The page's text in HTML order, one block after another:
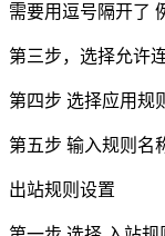
需要用逗号隔开了
第三步，选择允许
第四步 选择应用规
第五步 输入规则名
出站规则设置